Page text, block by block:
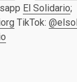
El Solidario;
TikTok: